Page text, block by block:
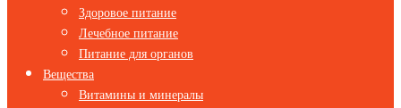
Здоровое питание
Лечебное питание
Питание для органов
Вещества
Витамины и минералы